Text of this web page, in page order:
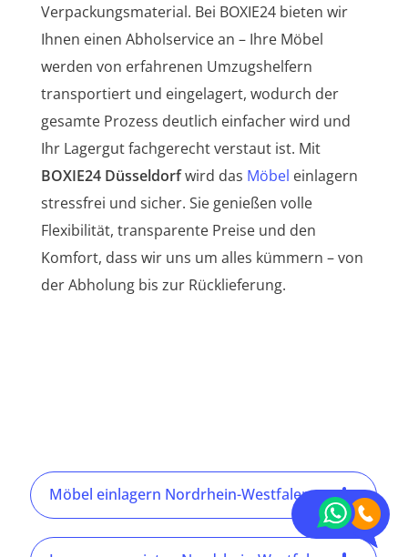
Verpackungsmaterial. Bei BOXIE24 bieten wir
Ihnen einen Abholservice an – Ihre Möbel
werden von erfahrenen Umzugshelfern
transportiert und eingelagert, wodurch der
gesamte Prozess deutlich einfacher wird und
Ihr Lagergut fachgerecht verstaut ist. Mit
BOXIE24 Düsseldorfwird das Möbel einlagern
stressfrei und sicher. Sie genießen volle
Flexibilität, transparente Preise und den
Komfort, dass wir uns um alles kümmern – von
Möbel einlagern Nordrhein-Westfalen